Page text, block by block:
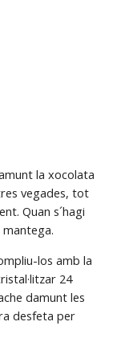
la xocolata
vegades, tot
Quan s´hagi
los amb la
24
damunt les
desfeta per